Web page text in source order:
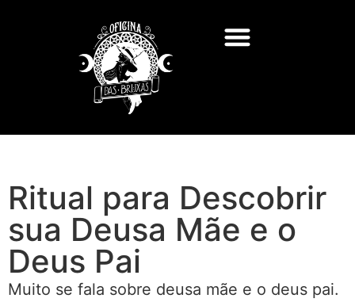
Ritual para Descobrir
sua Deusa Mãe e o
Deus Pai
Muito se fala sobre deusa mãe e o deus pai.